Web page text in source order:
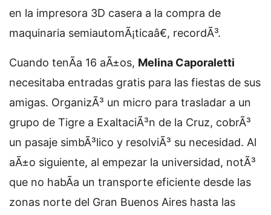
en la impresora 3D casera a la compra de
maquinaria semiautomÃ¡ticaâ€, recordÃ³.
Cuando tenÃ­a 16 aÃ±os, Melina Caporaletti
necesitaba entradas gratis para las fiestas de sus
amigas. OrganizÃ³ un micro para trasladar a un
grupo de Tigre a ExaltaciÃ³n de la Cruz, cobrÃ³
un pasaje simbÃ³lico y resolviÃ³ su necesidad. Al
aÃ±o siguiente, al empezar la universidad, notÃ³
que no habÃ­a un transporte eficiente desde las
zonas norte del Gran Buenos Aires hasta las